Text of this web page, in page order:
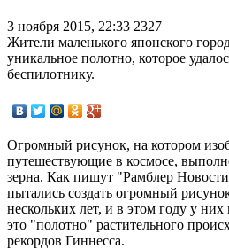
3 ноября 2015, 22:33 2327
Жители маленького японского
уникальное полотно, которое
беспилотнику.
Огромный рисунок, на котором
путешествующие в космосе,
зерна. Как пишут "Рамблер
пытались создать огромный
нескольких лет, и в этом году у
это "полотно" растительного
рекордов Гиннесса.